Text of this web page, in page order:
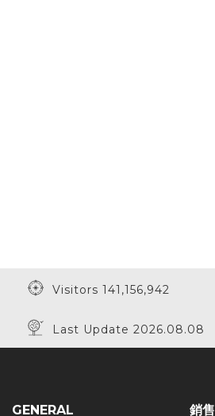
Visitors 141,156,942
Last Update 2026.08.08
GENERAL 銷售